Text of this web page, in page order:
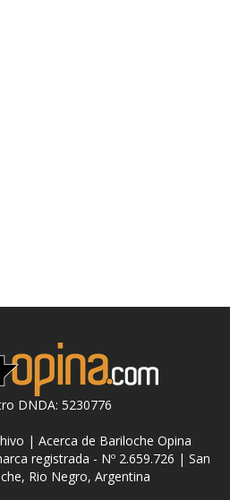
DNDA: 5230776
| Acerca de Bariloche Opina
registrada - Nº 2.659.726 | San
Rio Negro, Argentina